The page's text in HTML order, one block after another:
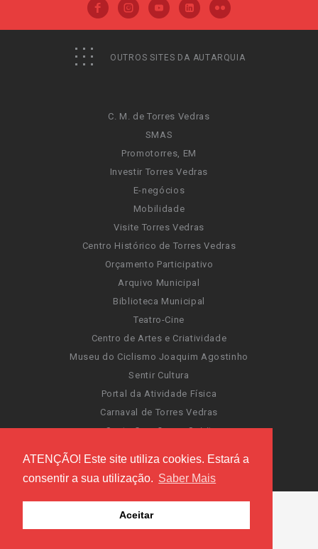
ATENÇÃO! Este site utiliza cookies. Estará a
consentir a sua utilização. Saber Mais
Aceitar
OUTROS SITES DA AUTARQUIA
C. M. de Torres Vedras
SMAS
Promotorres, EM
Investir Torres Vedras
E-negócios
Mobilidade
Visite Torres Vedras
Centro Histórico de Torres Vedras
Orçamento Participativo
Arquivo Municipal
Biblioteca Municipal
Teatro-Cine
Centro de Artes e Criatividade
Museu do Ciclismo Joaquim Agostinho
Sentir Cultura
Portal da Atividade Física
Carnaval de Torres Vedras
Santa Cruz Ocean Spirit